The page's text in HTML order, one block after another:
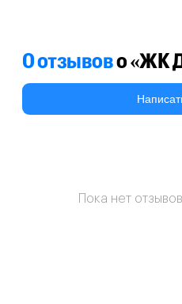
0 отзывово «ЖК
Пока нет